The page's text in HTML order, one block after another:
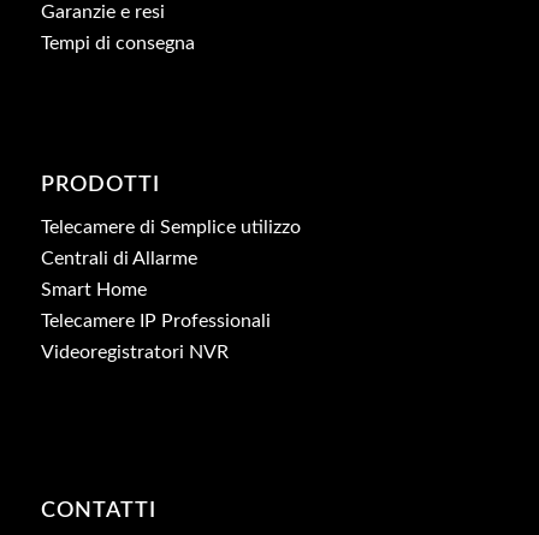
Garanzie e resi
Tempi di consegna
PRODOTTI
Telecamere di Semplice utilizzo
Centrali di Allarme
Smart Home
Telecamere IP Professionali
Videoregistratori NVR
CONTATTI